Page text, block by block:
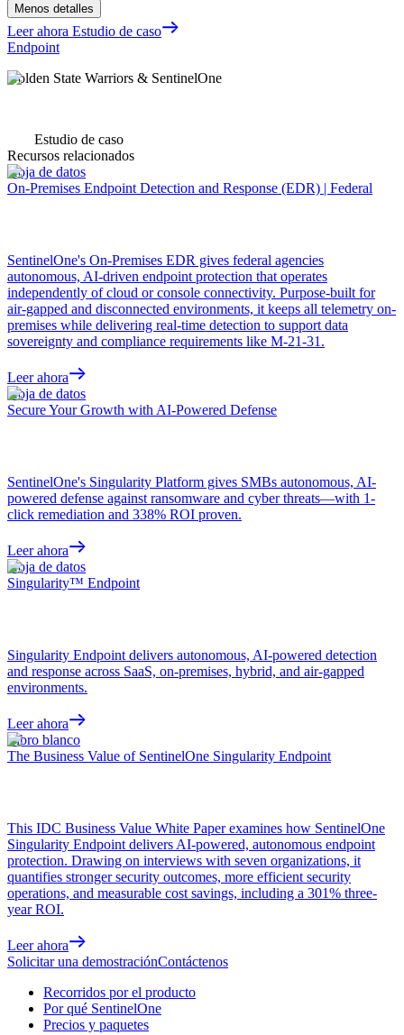
Menos detalles
Leer ahora Estudio de caso
Endpoint
Golden State Warriors & SentinelOne
Estudio de caso
Recursos relacionados
Hoja de datos
On-Premises Endpoint Detection and Response (EDR) | Federal
SentinelOne's On-Premises EDR gives federal agencies
autonomous, AI-driven endpoint protection that operates
independently of cloud or console connectivity. Purpose-built for
air-gapped and disconnected environments, it keeps all telemetry on-
premises while delivering real-time detection to support data
sovereignty and compliance requirements like M-21-31.
Leer ahora
Hoja de datos
Secure Your Growth with AI-Powered Defense
SentinelOne's Singularity Platform gives SMBs autonomous, AI-
powered defense against ransomware and cyber threats—with 1-
click remediation and 338% ROI proven.
Leer ahora
Hoja de datos
Singularity™ Endpoint
Singularity Endpoint delivers autonomous, AI-powered detection
and response across SaaS, on-premises, hybrid, and air-gapped
environments.
Leer ahora
Libro blanco
The Business Value of SentinelOne Singularity Endpoint
This IDC Business Value White Paper examines how SentinelOne
Singularity Endpoint delivers AI-powered, autonomous endpoint
protection. Drawing on interviews with seven organizations, it
quantifies stronger security outcomes, more efficient security
operations, and measurable cost savings, including a 301% three-
year ROI.
Leer ahora
Solicitar una demostraciónContáctenos
Recorridos por el producto
Por qué SentinelOne
Precios y paquetes